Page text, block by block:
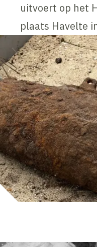
uitvoert op het
plaats Havelte